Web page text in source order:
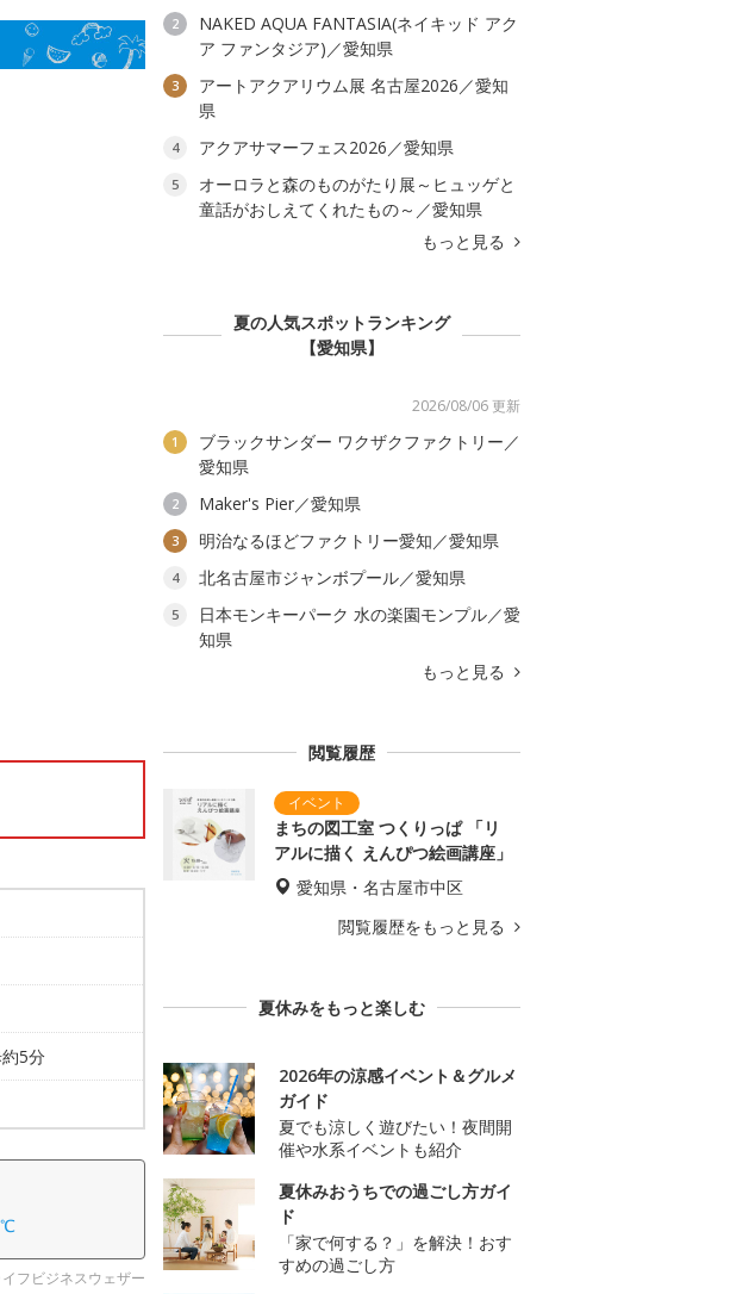
5分
フビジネスウェザー
2
NAKED AQUA FANTASIA(ネイキッド アク
ア ファンタジア)／愛知県
3
アートアクアリウム展 名古屋2026／愛知
県
4 アクアサマーフェス2026／愛知県
5
オーロラと森のものがたり展～ヒュッゲと
童話がおしえてくれたもの～／愛知県
もっと見る
夏の人気スポットランキング
【愛知県】
2026/08/06 更新
1
ブラックサンダー ワクザクファクトリー／
愛知県
2 Maker's Pier／愛知県
3 明治なるほどファクトリー愛知／愛知県
4 北名古屋市ジャンボプール／愛知県
5
日本モンキーパーク 水の楽園モンプル／愛
知県
もっと見る
閲覧履歴
まちの図工室 つくりっぱ 「リ
アルに描く えんぴつ絵画講座」
愛知県・名古屋市中区
閲覧履歴をもっと見る
夏休みをもっと楽しむ
2026年の涼感イベント＆グルメ
ガイド
夏でも涼しく遊びたい！夜間開
催や水系イベントも紹介
夏休みおうちでの過ごし方ガイ
ド
「家で何する？」を解決！おす
すめの過ごし方